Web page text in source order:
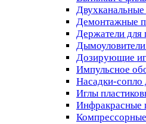
Демонтажные
Держатели для
Дозирующие
Импульсное
Насадки-сопло
Иглы
Инфракрасные